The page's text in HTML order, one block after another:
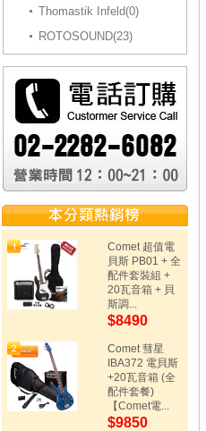
Thomastik Infeld(0)
ROTOSOUND(23)
Comet 超值電
貝斯 PB01 + 全
配件套裝組 +
20瓦音箱 + 貝
斯調...
$8490
Comet 彗星
IBA372 電貝斯
+20瓦音箱 (全
配件套餐)
【Comet電...
$9850